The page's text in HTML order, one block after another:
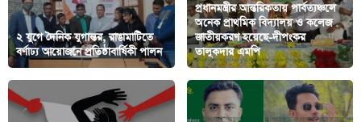
২ যুগে দৈনিক যুগান্তর, রাঙামাটিতে
বর্ণাঢ্য আয়োজনে প্রতিষ্ঠাবার্ষিকী পালন
প্রধানমন্ত্রীর আন্তরিকতায় পার্বত্যঞ্চলে
অনেক প্রাথমিক বিদ্যালয় ও কলেজ
জাতীয়করণ হয়েছে-দীপংকর
তালুকদার এমপি